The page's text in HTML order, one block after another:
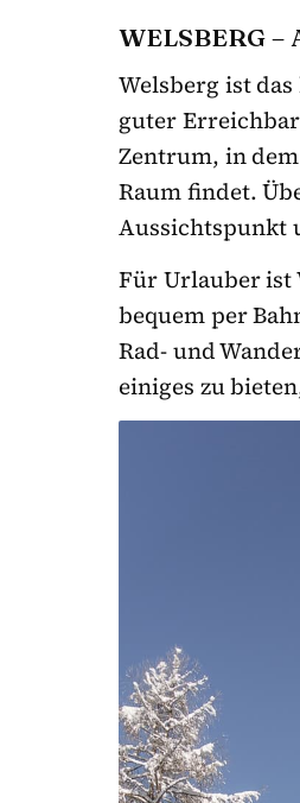
WELSBERG –
Welsberg ist
guter
Zentrum, in
Raum findet.
Aussichtspunkt
Für Urlauber ist
bequem per
Rad- und
einiges zu